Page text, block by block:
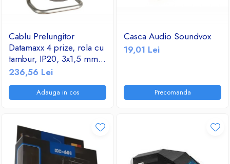
Cablu Prelungitor
Datamaxx 4 prize, rola cu
tambur, IP20, 3x1,5 mmp,
3500W, 50 metri, maner
rosu/negru
236,56 Lei
Adauga in cos
Casca Audio Soundvox
19,01 Lei
Precomanda